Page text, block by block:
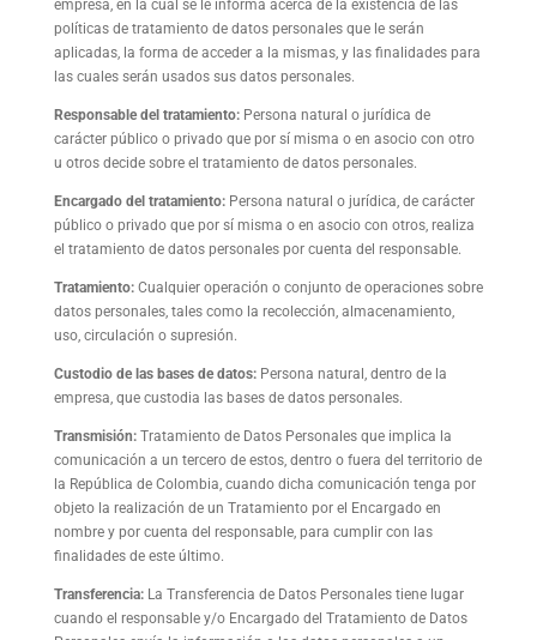
empresa, en la cual se le informa acerca de la existencia de las
políticas de tratamiento de datos personales que le serán
aplicadas, la forma de acceder a la mismas, y las finalidades para
las cuales serán usados sus datos personales.
Responsable del tratamiento:Persona natural o jurídica de
carácter público o privado que por sí misma o en asocio con otro
u otros decide sobre el tratamiento de datos personales.
Encargado del tratamiento:Persona natural o jurídica, de carácter
público o privado que por sí misma o en asocio con otros, realiza
el tratamiento de datos personales por cuenta del responsable.
Tratamiento:Cualquier operación o conjunto de operaciones sobre
datos personales, tales como la recolección, almacenamiento,
uso, circulación o supresión.
Custodio de las bases de datos:Persona natural, dentro de la
empresa, que custodia las bases de datos personales.
Transmisión:Tratamiento de Datos Personales que implica la
comunicación a un tercero de estos, dentro o fuera del territorio de
la República de Colombia, cuando dicha comunicación tenga por
objeto la realización de un Tratamiento por el Encargado en
nombre y por cuenta del responsable, para cumplir con las
finalidades de este último.
Transferencia:La Transferencia de Datos Personales tiene lugar
cuando el responsable y/o Encargado del Tratamiento de Datos